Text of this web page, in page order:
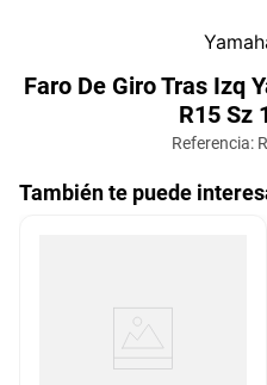
Faro De Giro Tras Izq
R15 Sz
Referencia:
También te puede